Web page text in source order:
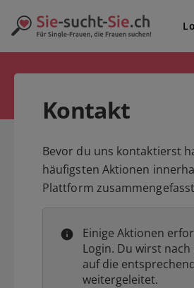
Kontakt
Bevor du uns kontaktierst
häufigsten Aktionen
Plattform
Einige Aktionen
Login. Du wirst nach
auf die
weitergeleitet.